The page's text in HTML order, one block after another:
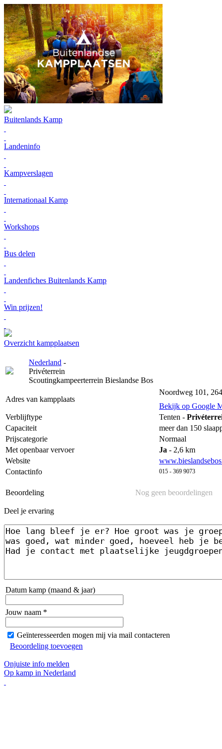
Buitenlands Kamp
Landeninfo
Kampverslagen
Internationaal Kamp
Workshops
Bus delen
Landenfiches Buitenlands Kamp
Win prijzen!
Overzicht kampplaatsen
Nederland -
Privéterrein
Scoutingkampeerterrein Bieslandse Bos
Adres van kampplaats
Noordweg 101,
Bekijk op Google
Verblijftype
Tenten -
Capaciteit
meer dan 150
Prijscategorie
Normaal
Met openbaar vervoer
Ja - 2,6 km
Website
Contactinfo
015 - 369 9073
Beoordeling Nog geen beoordelingen
Deel je ervaring
Datum kamp (maand & jaar)
Jouw naam *
Geïnteresseerden mogen mij via mail contacteren
Beoordeling toevoegen
Onjuiste info melden
Op kamp in Nederland